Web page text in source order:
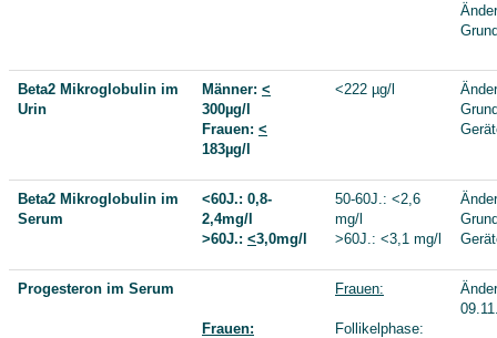
Beta2 Mikroglobulin im
Urin
Männer: <
300µg/l
Frauen: <
183µg/l
<222 µg/l
Beta2 Mikroglobulin im
Serum
<60J.: 0,8-
2,4mg/l
>60J.: <3,0mg/l
50-60J.: <2,6
mg/l
>60J.: <3,1 mg/l
Progesteron im Serum
Frauen:
Frauen:
Follikelphase: